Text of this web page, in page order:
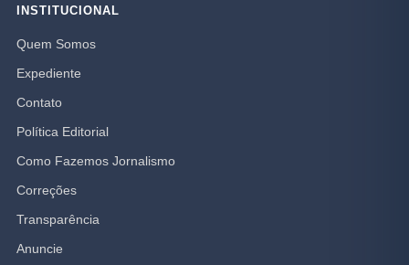
INSTITUCIONAL
Quem Somos
Expediente
Contato
Política Editorial
Como Fazemos Jornalismo
Correções
Transparência
Anuncie